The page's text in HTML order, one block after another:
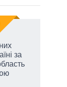
за